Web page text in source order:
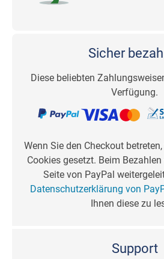
Sicher
Diese beliebten
Verfügung.
Wenn Sie den Checkout
Cookies gesetzt. Beim
Seite von PayPal
Datenschutzerklärung von
Ihnen diese zu
Support